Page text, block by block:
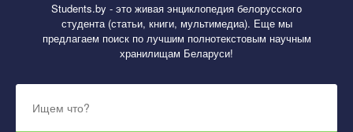
Students.by - это живая энциклопедия белорусского
студента (статьи, книги, мультимедиа). Еще мы
предлагаем поиск по лучшим полнотекстовым научным
хранилищам Беларуси!